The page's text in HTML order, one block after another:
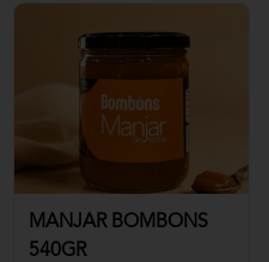
MANJAR BOMBONS
540GR